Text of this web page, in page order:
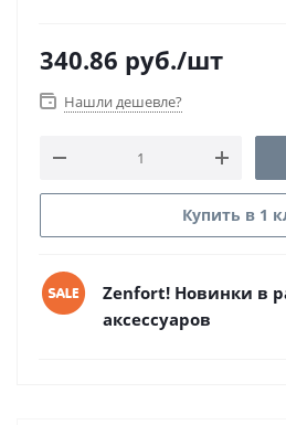
340.86 руб./шт
Нашли дешевле?
Купить в 1
Zenfort! Новинки в
аксессуаров